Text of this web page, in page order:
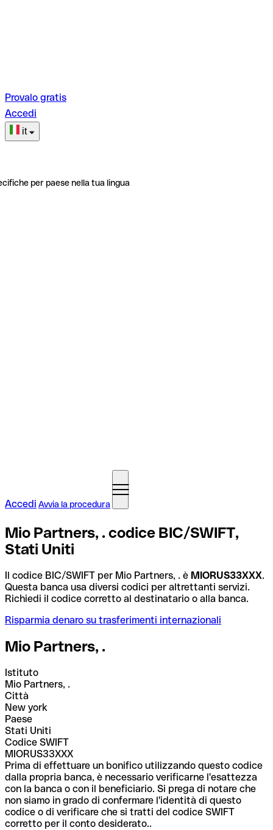
Provalo gratis
Accedi
it
per paese nella tua lingua
Accedi Avvia la procedura
Mio Partners, . codice BIC/SWIFT,
Stati Uniti
Il codice BIC/SWIFT per Mio Partners, . è MIORUS33XXX.
Questa banca usa diversi codici per altrettanti servizi.
Richiedi il codice corretto al destinatario o alla banca.
Risparmia denaro su trasferimenti internazionali
Mio Partners, .
Istituto
Mio Partners, .
Città
New york
Paese
Stati Uniti
Codice SWIFT
MIORUS33XXX
Prima di effettuare un bonifico utilizzando questo codice
dalla propria banca, è necessario verificarne l'esattezza
con la banca o con il beneficiario. Si prega di notare che
non siamo in grado di confermare l'identità di questo
codice o di verificare che si tratti del codice SWIFT
corretto per il conto desiderato..